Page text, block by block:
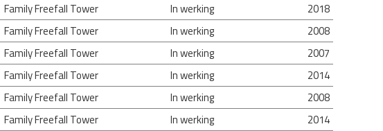
Family Freefall Tower In werking
2018
Family Freefall Tower In werking
2008
Family Freefall Tower In werking
2007
Family Freefall Tower In werking
2014
Family Freefall Tower In werking
2008
Family Freefall Tower In werking
2014